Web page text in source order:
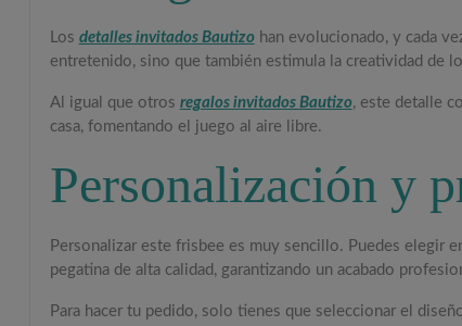
Los detalles invitados Bautizohan evolucionado, y cada
entretenido, sino que también estimula la creatividad de
Al igual que otros regalos invitados Bautizo, este detalle
casa, fomentando el juego al aire libre.
Personalización y
Personalizar este frisbee es muy sencillo. Puedes elegir
pegatina de alta calidad, garantizando un acabado
Para hacer tu pedido, solo tienes que seleccionar el